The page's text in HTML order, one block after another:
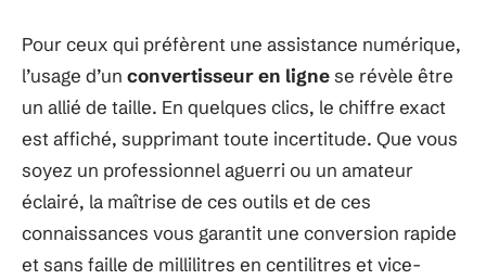
Pour ceux qui préfèrent une assistance numérique,
l’usage d’un convertisseur en lignese révèle être
un allié de taille. En quelques clics, le chiffre exact
est affiché, supprimant toute incertitude. Que vous
soyez un professionnel aguerri ou un amateur
éclairé, la maîtrise de ces outils et de ces
connaissances vous garantit une conversion rapide
et sans faille de millilitres en centilitres et vice-